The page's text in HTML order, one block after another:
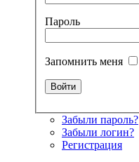
Пароль
Запомнить меня
Забыли пароль?
Забыли логин?
Регистрация